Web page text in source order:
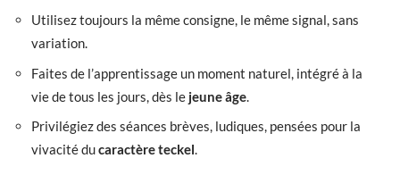
Utilisez toujours la même consigne, le même signal, sans
variation.
Faites de l’apprentissage un moment naturel, intégré à la
vie de tous les jours, dès le jeune âge
Privilégiez des séances brèves, ludiques, pensées pour la
vivacité ducaractère teckel.